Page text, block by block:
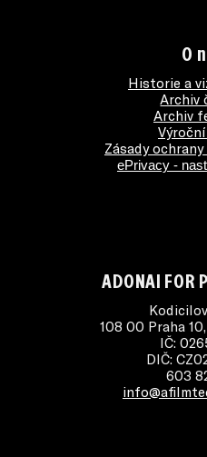
O
Historie a
Archiv
Archiv
Zásady
ePrivacy -
ADONAI FOR
108 00 Praha
IČ:
DIČ:
603